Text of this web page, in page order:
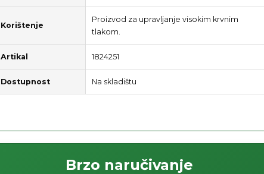
Korištenje
Proizvod za upravljanje visokim krvnim
tlakom.
Artikal 1824251
Dostupnost Na skladištu
Brzo naručivanje